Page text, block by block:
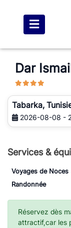
Dar
Tabarka,
2026-08-08 -
Services &
Voyages de Noces
Randonnée
Réservez dès
attractif,car les